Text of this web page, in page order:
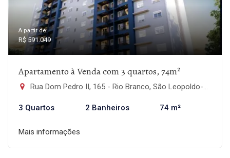
A partir de:
R$ 591.049
Apartamento à Venda com 3 quartos, 74m²
Rua Dom Pedro II, 165 - Rio Branco, São Leopoldo-RS
3 Quartos 2 Banheiros 74 m²
Mais informações